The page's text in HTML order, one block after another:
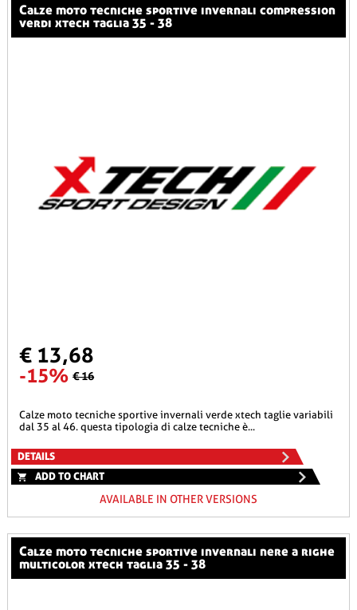
calze moto tecniche sportive invernali compression
verdi xtech taglia 35 - 38
€ 13,68
-15% € 16
calze moto tecniche sportive invernali verde xtech taglie variabili
dal 35 al 46. questa tipologia di calze tecniche è...
DETAILS
ADD TO CHART
AVAILABLE IN OTHER VERSIONS
calze moto tecniche sportive invernali nere a righe
multicolor xtech taglia 35 - 38